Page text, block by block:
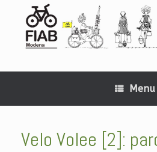
Menu
Velo Volee [2]: